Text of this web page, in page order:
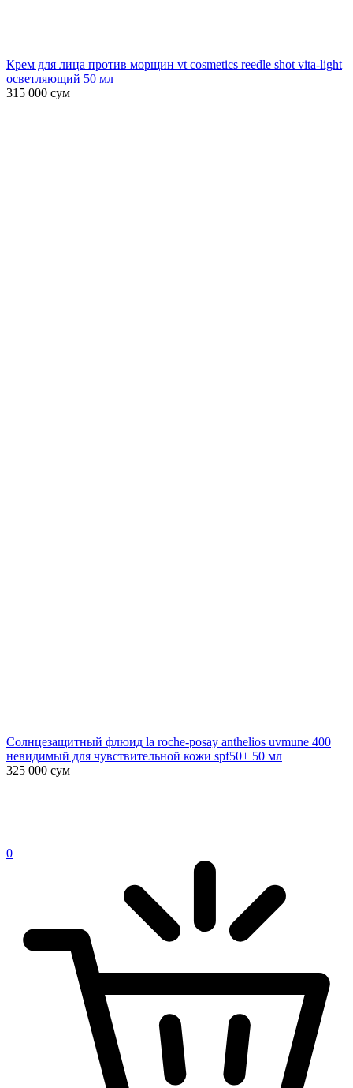
Крем для лица против морщин vt cosmetics reedle shot vita-light
осветляющий 50 мл
315 000 сум
Солнцезащитный флюид la roche-posay anthelios uvmune 400
невидимый для чувствительной кожи spf50+ 50 мл
325 000 сум
0